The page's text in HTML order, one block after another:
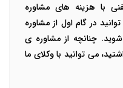
با هزینه های مشاوره
در گام اول از مشاوره
شوید. چنانچه از مشاوره ی
می توانید با وکلای ما